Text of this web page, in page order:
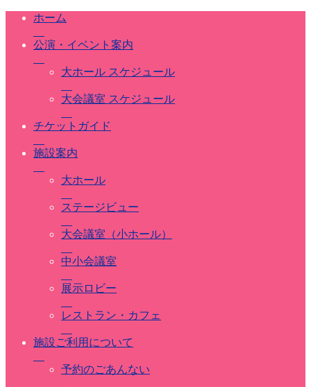
ホーム
公演・イベント案内
大ホール スケジュール
大会議室 スケジュール
チケットガイド
施設案内
大ホール
ステージビュー
大会議室（小ホール）
中小会議室
展示ロビー
レストラン・カフェ
施設ご利用について
予約のごあんない